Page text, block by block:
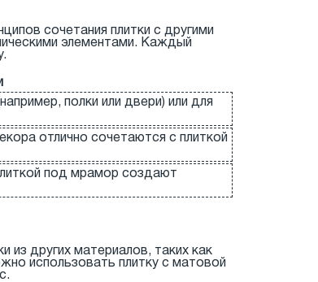
сочетания плитки с другими
элементами. Каждый
полки или двери) или для
отлично сочетаются с плиткой
под мрамор создают
из других материалов, таких как
использовать плитку с матовой